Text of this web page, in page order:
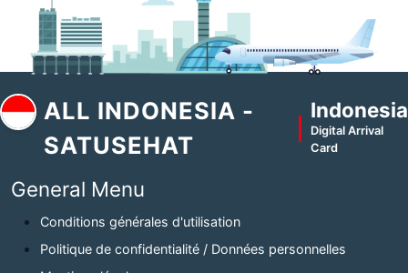
ALL INDONESIA -
SATUSEHAT
Indonesia
Digital Arrival
Card
General Menu
Conditions générales d'utilisation
Politique de confidentialité / Données personnelles